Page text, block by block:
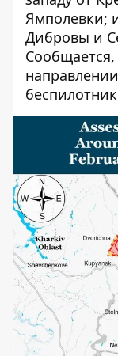
Ямполевки;
Дибровы и